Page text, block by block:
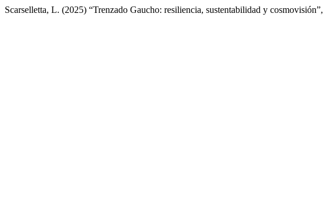
Scarselletta, L. (2025) “Trenzado Gaucho: resiliencia, sustentabilidad y cosmovisión”,